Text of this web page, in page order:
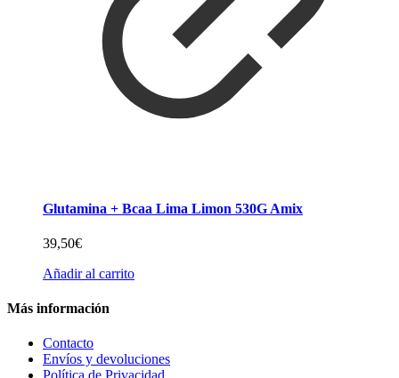
Glutamina + Bcaa Lima Limon 530G Amix
39,50€
Añadir al carrito
Más información
Contacto
Envíos y devoluciones